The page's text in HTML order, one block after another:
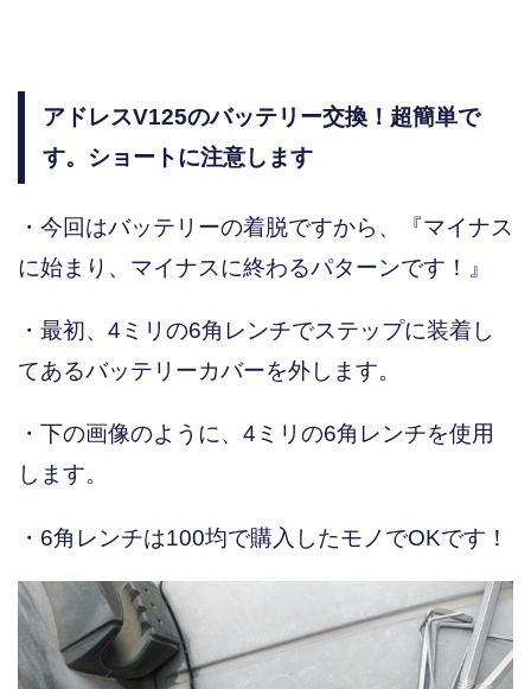
アドレスV125のバッテリー交換！超簡単で
す。ショートに注意します
・今回はバッテリーの着脱ですから、『マイナス
に始まり、マイナスに終わるパターンです！』
・最初、4ミリの6角レンチでステップに装着し
てあるバッテリーカバーを外します。
・下の画像のように、4ミリの6角レンチを使用
します。
・6角レンチは100均で購入したモノでOKです！